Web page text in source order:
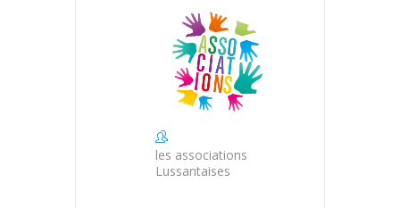
les associations
Lussantaises